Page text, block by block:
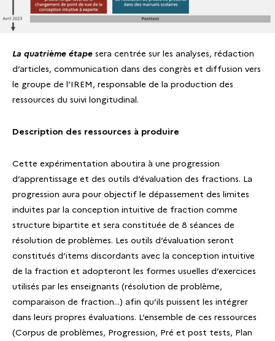
La quatrième étape sera centrée sur les analyses, rédaction
d’articles, communication dans des congrès et diffusion vers
le groupe de l’IREM, responsable de la production des
ressources du suivi longitudinal.
Description des ressources à produire
Cette expérimentation aboutira à une progression
d’apprentissage et des outils d’évaluation des fractions. La
progression aura pour objectif le dépassement des limites
induites par la conception intuitive de fraction comme
structure bipartite et sera constituée de 8 séances de
résolution de problèmes. Les outils d’évaluation seront
constitués d’items discordants avec la conception intuitive
de la fraction et adopteront les formes usuelles d’exercices
utilisés par les enseignants (résolution de problème,
comparaison de fraction…) afin qu’ils puissent les intégrer
dans leurs propres évaluations. L’ensemble de ces ressources
(Corpus de problèmes, Progression, Pré et post tests, Plan